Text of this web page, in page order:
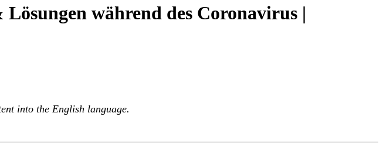
während des Coronavirus |
into the English language.